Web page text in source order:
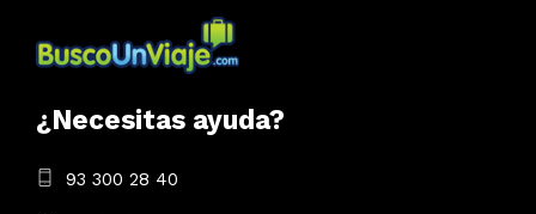
¿Necesitas ayuda?
93 300 28 40